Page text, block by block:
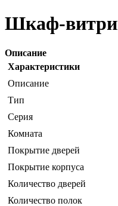
Шкаф-
Описание
Характеристики
Описание
Тип
Серия
Комната
Покрытие дверей
Покрытие корпуса
Количество дверей
Количество полок